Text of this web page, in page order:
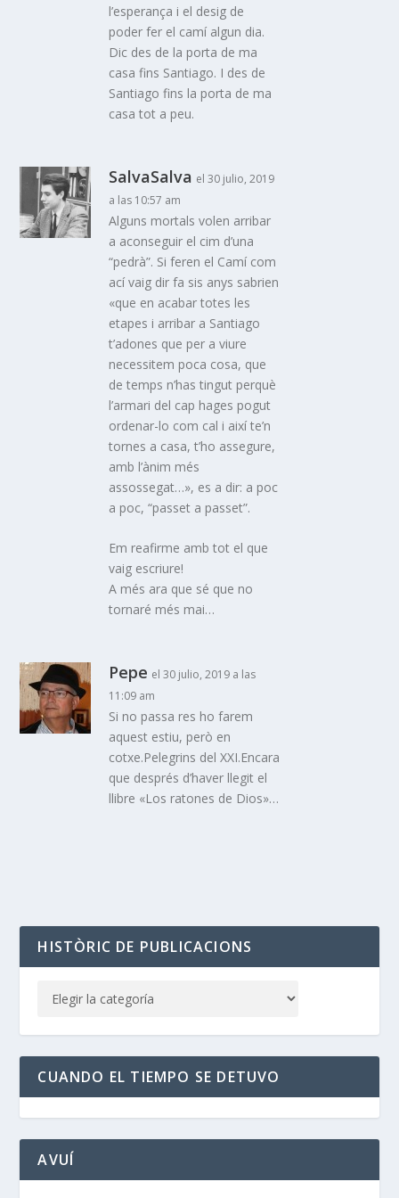
l’esperança i el desig de
poder fer el camí algun dia.
Dic des de la porta de ma
casa fins Santiago. I des de
Santiago fins la porta de ma
casa tot a peu.
SalvaSalva el 30 julio, 2019
a las 10:57 am
Alguns mortals volen arribar
a aconseguir el cim d’una
“pedrà”. Si feren el Camí com
ací vaig dir fa sis anys sabrien
«que en acabar totes les
etapes i arribar a Santiago
t’adones que per a viure
necessitem poca cosa, que
de temps n’has tingut perquè
l’armari del cap hages pogut
ordenar-lo com cal i així te’n
tornes a casa, t’ho assegure,
amb l’ànim més
assossegat…», es a dir: a poc
a poc, “passet a passet”.
Em reafirme amb tot el que
vaig escriure!
A més ara que sé que no
tornaré més mai…
Pepe el 30 julio, 2019 a las
11:09 am
Si no passa res ho farem
aquest estiu, però en
cotxe.Pelegrins del XXI.Encara
que després d’haver llegit el
llibre «Los ratones de Dios»…
HISTÒRIC DE PUBLICACIONS
CUANDO EL TIEMPO SE DETUVO
AVUÍ